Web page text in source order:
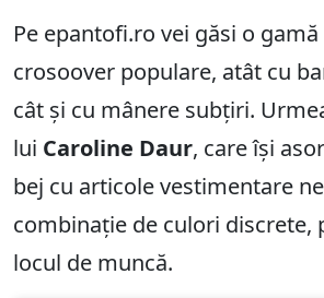
Pe epantofi.ro vei găsi o
crosoover populare, atât cu
cât și cu mânere subțiri.
lui Caroline Daur, care își
bej cu articole vestimentare
combinație de culori discrete,
locul de muncă.